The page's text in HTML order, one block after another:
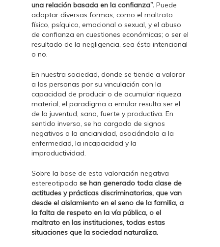
una relación basada en la confianza”. Puede
adoptar diversas formas, como el maltrato
físico, psíquico, emocional o sexual, y el abuso
de confianza en cuestiones económicas; o ser el
resultado de la negligencia, sea ésta intencional
o no.
En nuestra sociedad, donde se tiende a valorar
a las personas por su vinculación con la
capacidad de producir o de acumular riqueza
material, el paradigma a emular resulta ser el
de la juventud, sana, fuerte y productiva. En
sentido inverso, se ha cargado de signos
negativos a la ancianidad, asociándola a la
enfermedad, la incapacidad y la
improductividad.
Sobre la base de esta valoración negativa
estereotipada se han generado toda clase de
actitudes y prácticas discriminatorias, que van
desde el aislamiento en el seno de la familia, a
la falta de respeto en la vía pública, o el
maltrato en las instituciones, todas estas
situaciones que la sociedad naturaliza.